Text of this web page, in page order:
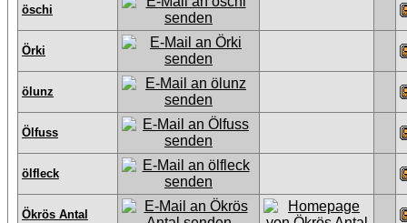
öschi
Örki
ölunz
Ölfuss
ölfleck
Ökrös Antal